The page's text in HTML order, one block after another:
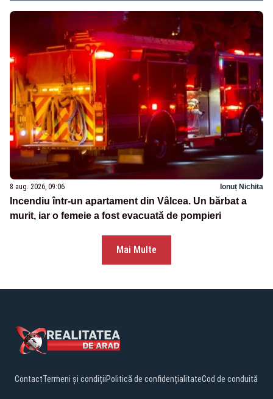
8 aug. 2026, 09:06 Ionuț Nichita
Incendiu într-un apartament din Vâlcea. Un bărbat a
murit, iar o femeie a fost evacuată de pompieri
Mai Multe
ContactTermeni și condițiiPolitică de confidențialitateCod de conduită